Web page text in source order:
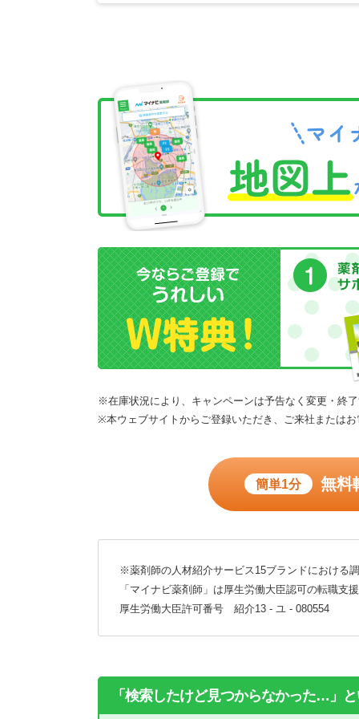
※在庫状況により、キャンペーンは予告なく変更・終
※本ウェブサイトからご登録いただき、ご来社または
簡単1分 無料
※薬剤師の人材紹介サービス15ブランドにおける
「マイナビ薬剤師」は厚生労働大臣認可の転職支
厚生労働大臣許可番号 紹介13 - ユ - 080554
「検索したけど見つからなかった…」